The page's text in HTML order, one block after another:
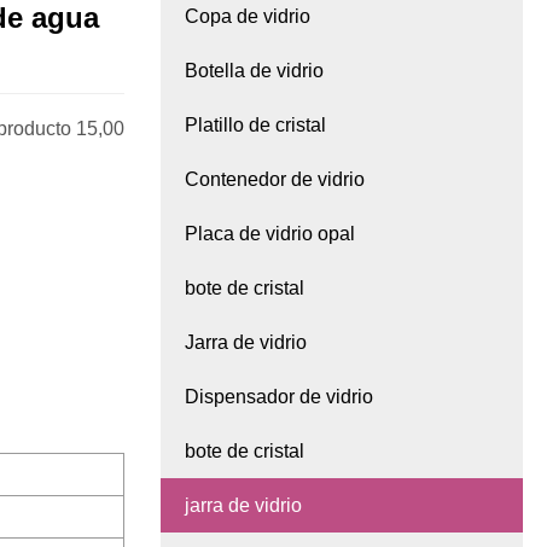
agua
15,00
Copa de vidrio
Botella de vidrio
Platillo de cristal
Contenedor de vidrio
Placa de vidrio opal
bote de cristal
Jarra de vidrio
Dispensador de vidrio
bote de cristal
jarra de vidrio